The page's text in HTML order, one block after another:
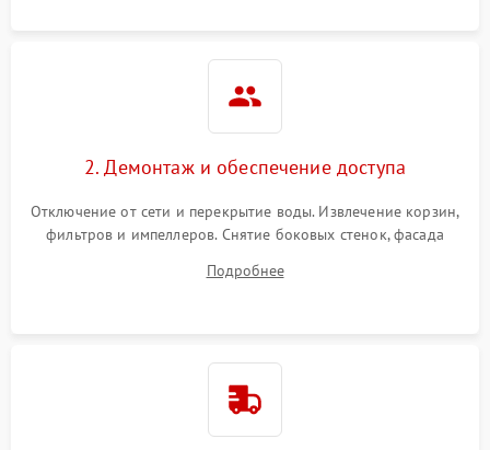
2. Демонтаж и обеспечение доступа
Отключение от сети и перекрытие воды. Извлечение корзин,
фильтров и импеллеров. Снятие боковых стенок, фасада
циркуляционному насосу, ТЭНу и сливной помпе.
Подробнее